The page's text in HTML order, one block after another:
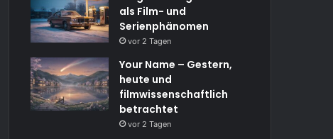
als Film- und
Serienphänomen
vor 2 Tagen
Your Name – Gestern,
heute und
filmwissenschaftlich
betrachtet
vor 2 Tagen